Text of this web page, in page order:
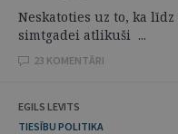
Neskatoties uz to, ka
simtgadei atlikuši ...
23 KOMENTĀRI
EGILS LEVITS
TIESĪBU POLITIKA